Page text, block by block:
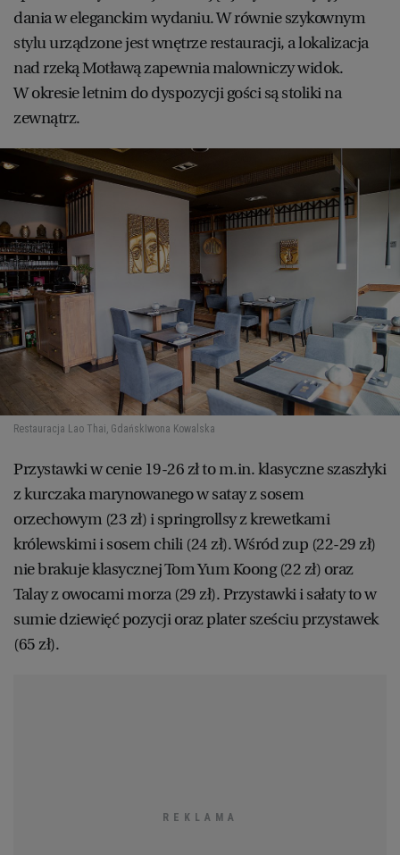
dania w eleganckim wydaniu. W równie szykownym
stylu urządzone jest wnętrze restauracji, a lokalizacja
nad rzeką Motławą zapewnia malowniczy widok.
W okresie letnim do dyspozycji gości są stoliki na
zewnątrz.
Restauracja Lao Thai, GdańskIwona Kowalska
Przystawki w cenie 19-26 zł to m.in. klasyczne szaszłyki
z kurczaka marynowanego w satay z sosem
orzechowym (23 zł) i springrollsy z krewetkami
królewskimi i sosem chili (24 zł). Wśród zup (22-29 zł)
nie brakuje klasycznej Tom Yum Koong (22 zł) oraz
Talay z owocami morza (29 zł). Przystawki i sałaty to w
sumie dziewięć pozycji oraz plater sześciu przystawek
(65 zł).